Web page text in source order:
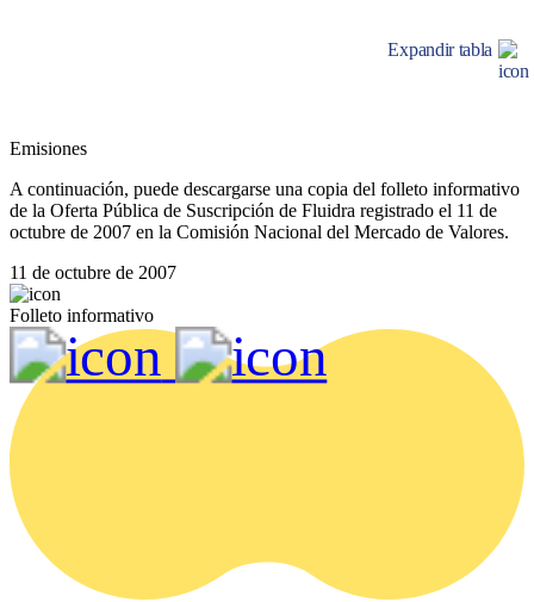
Expandir tabla
Emisiones
A continuación, puede descargarse una copia del folleto informativo
de la Oferta Pública de Suscripción de Fluidra registrado el 11 de
octubre de 2007 en la Comisión Nacional del Mercado de Valores.
11 de octubre de 2007
Folleto informativo